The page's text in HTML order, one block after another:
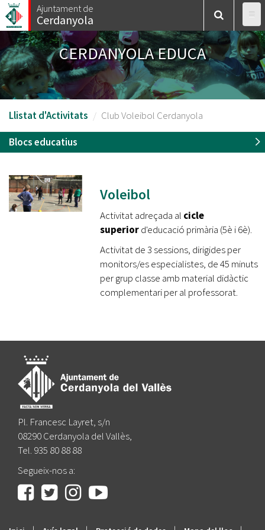
Vés
al
contingut
Ajuntament de
Cerdanyola
CERDANYOLA EDUCA
Llistat d'Activitats Club Voleibol Cerdanyola
Blocs educatius
Voleibol
Activitat adreçada al cicle
superiord'educació primària (5è i 6è).
Activitat de 3 sessions, dirigides per
monitors/es especialistes, de 45 minuts
per grup classe amb material didàctic
complementari per al professorat.
Pl. Francesc Layret, s/n
08290 Cerdanyola del Vallès,
Tel. 935 80 88 88
Segueix-nos a: